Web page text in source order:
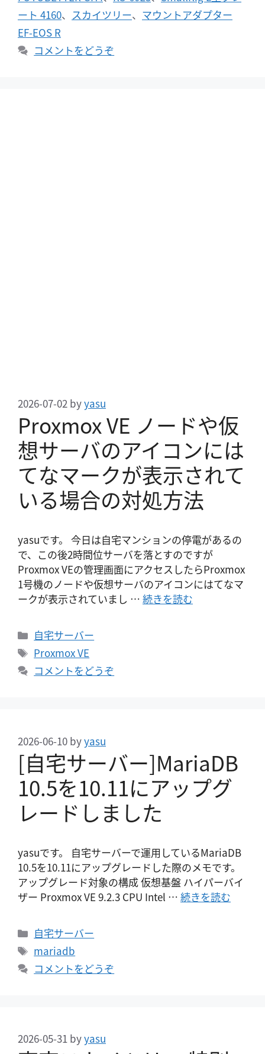
ート 4160、 スカイツリー、 マウントアダプター
EF-EOS R
コメントをどうぞ
Proxmox VE ノードや仮
想サーバのアイコンには
てなマークが表示されて
いる場合の対処方法
2026-07-02 byyasu
yasuです。 今日は自宅マンションの停電があるの
で、この後2時間位サーバを落とすのですが
Proxmox VEの管理画面にアクセスしたらProxmox
1号機のノードや仮想サーバのアイコンにはてなマ
ークが表示されていまし … 続きを読む
カ
テ
ゴ
リ
自宅サーバー
タ
グ
Proxmox VE
コメントをどうぞ
[自宅サーバー]MariaDB
10.5を10.11にアップグ
レードしました
2026-06-10 byyasu
yasuです。 自宅サーバーで運用しているMariaDB
10.5を10.11にアップグレードした際のメモです。
アップグレード対象の構成 仮想基盤 ハイパーバイ
ザー Proxmox VE 9.2.3 CPU Intel … 続きを読む
カ
テ
ゴ
リ
自宅サーバー
タ
グ
mariadb
コメントをどうぞ
2026-05-31 byyasu